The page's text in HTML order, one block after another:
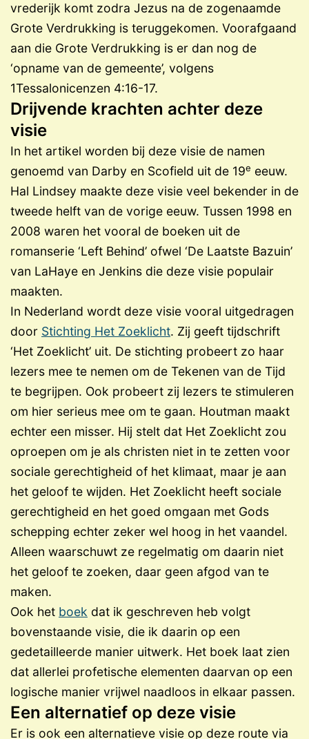
vrederijk komt zodra Jezus na de zogenaamde
Grote Verdrukking is teruggekomen. Voorafgaand
aan die Grote Verdrukking is er dan nog de
‘opname van de gemeente’, volgens
1Tessalonicenzen 4:16-17.
Drijvende krachten achter deze
visie
In het artikel worden bij deze visie de namen
genoemd van Darby en Scofield uit de 19e eeuw.
Hal Lindsey maakte deze visie veel bekender in de
tweede helft van de vorige eeuw. Tussen 1998 en
2008 waren het vooral de boeken uit de
romanserie ‘Left Behind’ ofwel ‘De Laatste Bazuin’
van LaHaye en Jenkins die deze visie populair
maakten.
In Nederland wordt deze visie vooral uitgedragen
door Stichting Het Zoeklicht. Zij geeft tijdschrift
‘Het Zoeklicht’ uit. De stichting probeert zo haar
lezers mee te nemen om de Tekenen van de Tijd
te begrijpen. Ook probeert zij lezers te stimuleren
om hier serieus mee om te gaan. Houtman maakt
echter een misser. Hij stelt dat Het Zoeklicht zou
oproepen om je als christen niet in te zetten voor
sociale gerechtigheid of het klimaat, maar je aan
het geloof te wijden. Het Zoeklicht heeft sociale
gerechtigheid en het goed omgaan met Gods
schepping echter zeker wel hoog in het vaandel.
Alleen waarschuwt ze regelmatig om daarin niet
het geloof te zoeken, daar geen afgod van te
maken.
Ook het boek dat ik geschreven heb volgt
bovenstaande visie, die ik daarin op een
gedetailleerde manier uitwerk. Het boek laat zien
dat allerlei profetische elementen daarvan op een
logische manier vrijwel naadloos in elkaar passen.
Een alternatief op deze visie
Er is ook een alternatieve visie op deze route via